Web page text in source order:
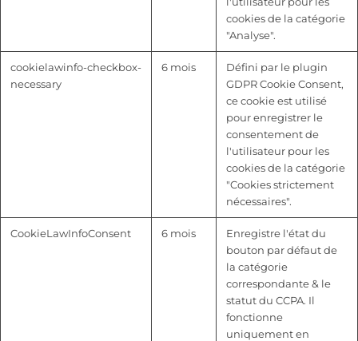
cookies de la catégorie
"Analyse".
cookielawinfo-checkbox-
necessary
6 mois
Défini par le plugin
GDPR Cookie Consent,
ce cookie est utilisé
pour enregistrer le
consentement de
l'utilisateur pour les
cookies de la catégorie
"Cookies strictement
nécessaires".
CookieLawInfoConsent 6 mois
Enregistre l'état du
bouton par défaut de
la catégorie
correspondante & le
statut du CCPA. Il
fonctionne
uniquement en